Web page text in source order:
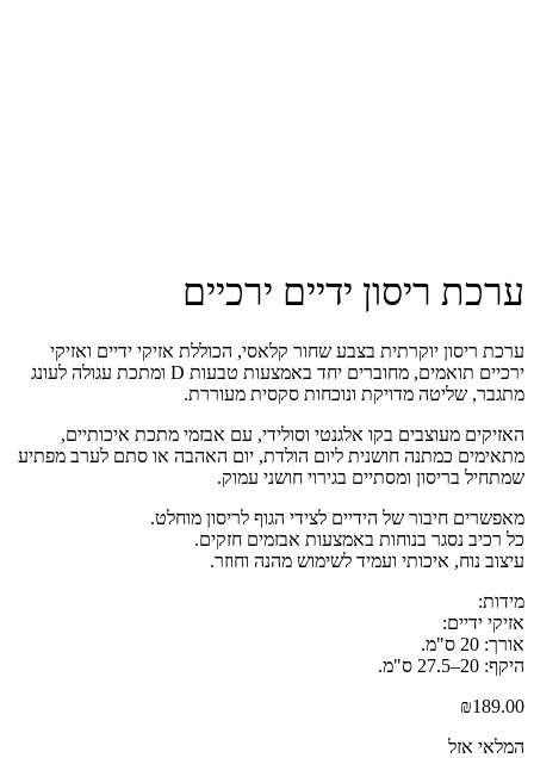
ערכת ריסון ידיים ירכיים
ערכת ריסון יוקרתית בצבע שחור קלאסי, הכוללת אזיקי ידיים ואזיקי
ירכיים תואמים, מחוברים יחד באמצעות טבעות D ומתכת עגולה לעונג
מתגבר, שליטה מדויקת ונוכחות סקסית מעוררת.
האזיקים מעוצבים בקו אלגנטי וסולידי, עם אבזמי מתכת איכותיים,
מתאימים כמתנה חושנית ליום הולדת, יום האהבה או סתם לערב מפתיע
שמתחיל בריסון ומסתיים בגירוי חושני עמוק.
מאפשרים חיבור של הידיים לצידי הגוף לריסון מוחלט.
כל רכיב נסגר בנוחות באמצעות אבזמים חזקים.
עיצוב נוח, איכותי ועמיד לשימוש מהנה וחוזר.
מידות:
אזיקי ידיים:
אורך: 20 ס"מ.
היקף: 20–27.5 ס"מ.
₪189.00
המלאי אזל